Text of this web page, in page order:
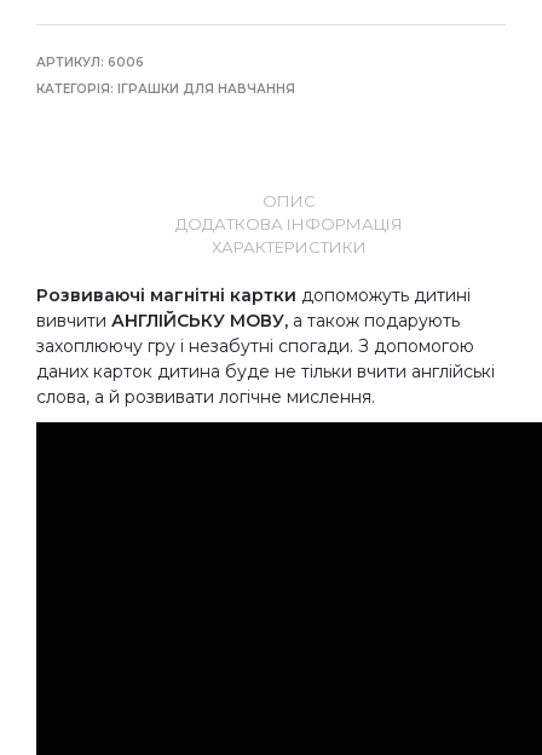
АРТИКУЛ: 6006
КАТЕГОРІЯ:
ІГРАШКИ ДЛЯ НАВЧАННЯ
ОПИС
ДОДАТКОВА ІНФОРМАЦІЯ
ХАРАКТЕРИСТИКИ
Розвиваючі магнітні картки допоможуть дитині
вивчити АНГЛІЙСЬКУ МОВУ, а також подарують
захоплюючу гру і незабутні спогади. З допомогою
даних карток дитина буде не тільки вчити англійські
слова, а й розвивати логічне мислення.